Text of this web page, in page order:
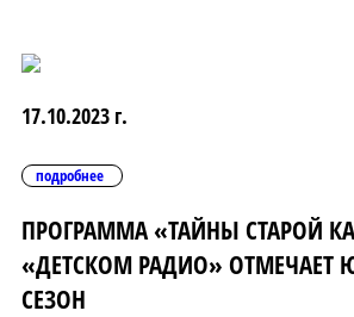
17.10.2023 г.
подробнее
ПРОГРАММА «ТАЙНЫ СТАРОЙ
«ДЕТСКОМ РАДИО» ОТМЕЧАЕТ
СЕЗОН